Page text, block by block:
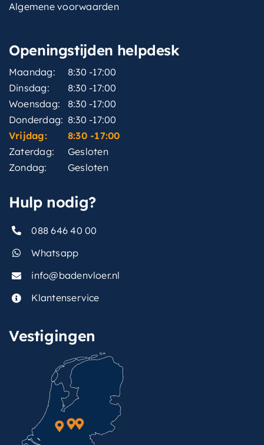
Algemene voorwaarden
Openingstijden helpdesk
Maandag:
8:30 -17:00
Dinsdag:
8:30 -17:00
Woensdag:
8:30 -17:00
Donderdag: 8:30 -17:00
Vrijdag:
8:30 -17:00
Zaterdag:
Gesloten
Zondag:
Gesloten
Hulp nodig?
088 646 40 00
Whatsapp
info@badenvloer.nl
Klantenservice
Vestigingen